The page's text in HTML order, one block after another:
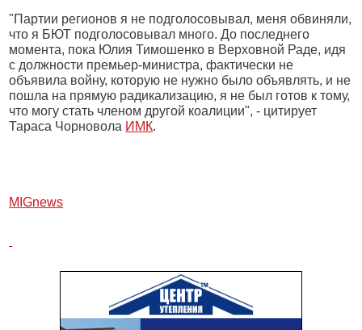
"Партии регионов я не подголосовывал, меня обвиняли,
что я БЮТ подголосовывал много. До последнего
момента, пока Юлия Тимошенко в Верховной Раде, идя
с должности премьер-министра, фактически не
объявила войну, которую не нужно было объявлять, и не
пошла на прямую радикализацию, я не был готов к тому,
что могу стать членом другой коалиции", - цитирует
Тараса Чорновола ИМК.
МIGnews